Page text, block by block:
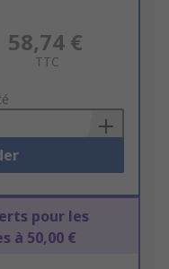
58,74 €
TTC
pour les
à 50,00 €